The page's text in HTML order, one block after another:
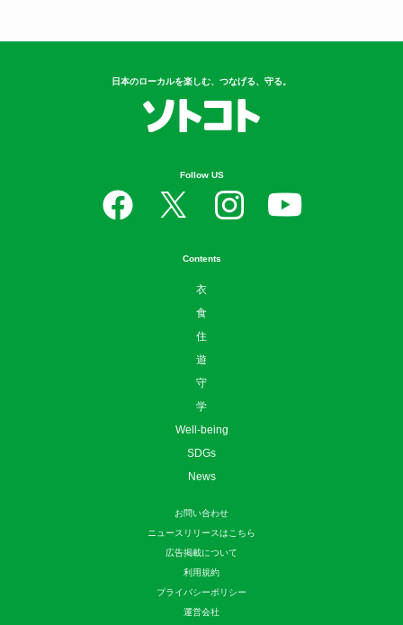
日本のローカルを楽しむ、つなげる、守る。
Follow US
Contents
衣
食
住
遊
守
学
Well-being
SDGs
News
お問い合わせ
ニュースリリースはこちら
広告掲載について
利用規約
プライバシーポリシー
運営会社